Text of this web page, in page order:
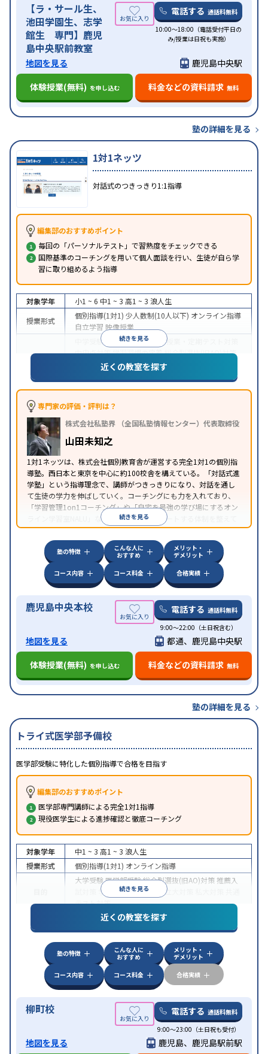
【ラ・サール生、
池田学園生、志学
館生 専門】鹿児
島中央駅前教室
電話する 通話料無料
10:00～18:00（電話受付平日の
み/授業は日祝も実施）
地図を見る
鹿児島中央駅
体験授業(無料) を申し込む 料金などの資料請求 無料
塾の詳細を見る
1対1ネッツ
対話式のつきっきり1:1指導
編集部のおすすめポイント
毎回の「パーソナルテスト」で習熟度をチェックできる
国際基準のコーチングを用いて個人面談を行い、生徒が自ら学
習に取り組めるよう指導
続きを見る
対象学年 小1 ~ 6 中1 ~ 3 高1 ~ 3 浪人生
授業形式
個別指導(1対1) 少人数制(10人以下) オンライン指導
自立学習 映像授業
中学受験 高校受験大学受験
授業・定期テスト対策
内申点対策学習習慣の定着総合型選抜(旧AO)対策
推薦入試対策 学校別特化対策
特徴
中高一貫校生に対応
ブレットを利用
季節講習のみの受講可自習室あり
近くの教室を探す
専門家の評価・評判は？
株式会社私塾界 （全国私塾情報センター）代表取締役
山田未知之
1対1ネッツは、株式会社個別教育舎が運営する完全1対1の個別指
導塾。西日本と東京を中心に約100校舎を構えている。「対話式進
学塾」という指導理念で、講師がつきっきりになり、対話を通し
て生徒の学力を伸ばしていく。コーチングにも力を入れており、
「学習管理1on1コーチング」や「自宅を最強の学び場にするオン
ライン学習室NALU」など、自宅学習もサポートする体制を整えて
いる。
続きを見る
塾の特徴
こんな人に
おすすめ
メリット・
デメリット
コース内容
コース料金 合格実績
鹿児島中央本校 電話する 通話料無料
9:00～22:00（土日祝含む）
地図を見る
都通、鹿児島中央駅
体験授業(無料) を申し込む 料金などの資料請求 無料
塾の詳細を見る
トライ式医学部予備校
医学部受験に特化した個別指導で合格を目指す
編集部のおすすめポイント
医学部専門講師による完全1対1指導
現役医学生による進捗確認と徹底コーチング
続きを見る
対象学年 中1 ~ 3 高1 ~ 3 浪人生
授業形式
個別指導(1対1) オンライン指導
大学受験医学部受験総合型選抜(旧AO)対策推薦入
学校別特化対策 国公立大対策
テスト対策
特徴
中高一貫校生に対応授業の振替可能
オンライン対応1科目から受講可能季節講習の
みの受講可
自習室あり
近くの教室を探す
塾の特徴
こんな人に
おすすめ
メリット・
デメリット
コース内容
コース料金 合格実績
柳町校 電話する 通話料無料
9:00～23:00（土日祝も受付）
地図を見る 鹿児島、鹿児島駅前駅